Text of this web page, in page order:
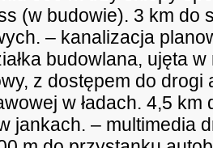
(w budowie). 3 km do
– kanalizacja
budowlana, ujęta
z dostępem do drogi
w ładach. 4,5 km
jankach. – multimedia